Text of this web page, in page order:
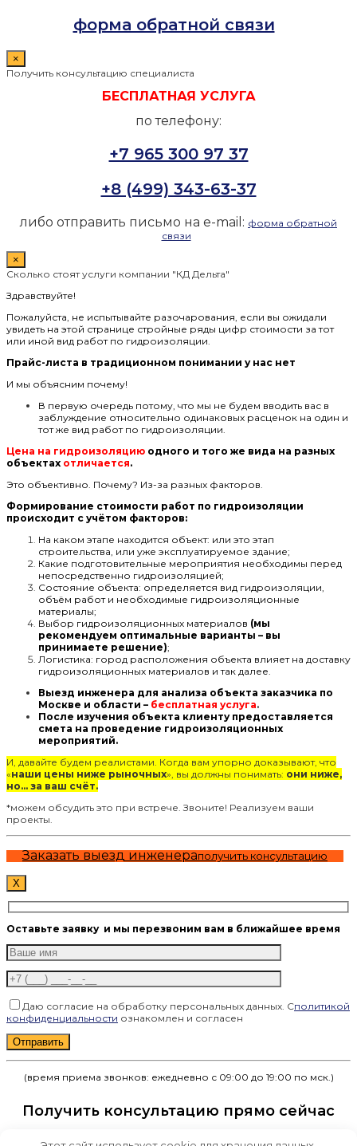
форма обратной связи
×
Получить консультацию специалиста
БЕСПЛАТНАЯ УСЛУГА
по телефону:
+7 965 300 97 37
+8 (499) 343-63-37
либо отправить письмо на e-mail: форма обратной
связи
×
Сколько стоят услуги компании "КД Дельта"
Здравствуйте!
Пожалуйста, не испытывайте разочарования, если вы ожидали
увидеть на этой странице стройные ряды цифр стоимости за тот
или иной вид работ по гидроизоляции.
Прайс-листа в традиционном понимании у нас нет
И мы объясним почему!
В первую очередь потому, что мы не будем вводить вас в
заблуждение относительно одинаковых расценок на один и
тот же вид работ по гидроизоляции.
Цена на гидроизоляцию одного и того же вида на разных
объектах отличается.
Это объективно. Почему? Из-за разных факторов.
Формирование стоимости работ по гидроизоляции
происходит с учётом факторов:
На каком этапе находится объект: или это этап
строительства, или уже эксплуатируемое здание;
Какие подготовительные мероприятия необходимы перед
непосредственно гидроизоляцией;
Состояние объекта: определяется вид гидроизоляции,
объём работ и необходимые гидроизоляционные
материалы;
Выбор гидроизоляционных материалов (мы
рекомендуем оптимальные варианты – вы
принимаете решение);
Логистика: город расположения объекта влияет на доставку
гидроизоляционных материалов и так далее.
Выезд инженера для анализа объекта заказчика по
Москве и области – бесплатная услуга.
После изучения объекта клиенту предоставляется
смета на проведение гидроизоляционных
мероприятий.
И, давайте будем реалистами. Когда вам упорно доказывают, что
«наши цены ниже рыночных», вы должны понимать: они ниже,
но… за ваш счёт.
*можем обсудить это при встрече. Звоните! Реализуем ваши
проекты.
Заказать выезд инженераполучить консультацию
X
Оставьте заявку и мы перезвоним вам в ближайшее время
Даю согласие на обработку персональных данных. Сполитикой
конфиденциальности ознакомлен и согласен
Оставьте это поле пустым.
(время приема звонков: ежедневно с 09:00 до 19:00 по мск.)
Получить консультацию прямо сейчас